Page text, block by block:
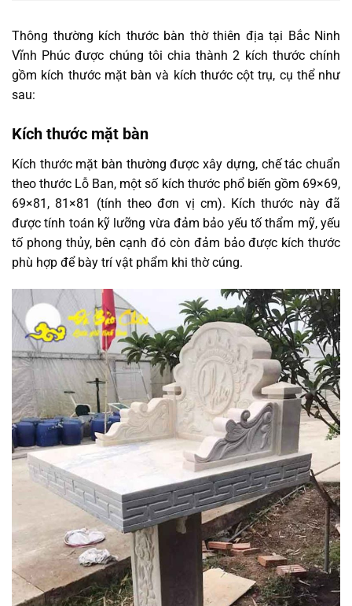
Thông thường kích thước bàn thờ thiên địa tại Bắc Ninh
Vĩnh Phúc được chúng tôi chia thành 2 kích thước chính
gồm kích thước mặt bàn và kích thước cột trụ, cụ thể như
sau:
Kích thước mặt bàn
Kích thước mặt bàn thường được xây dựng, chế tác chuẩn
theo thước Lỗ Ban, một số kích thước phổ biến gồm 69×69,
69×81, 81×81 (tính theo đơn vị cm). Kích thước này đã
được tính toán kỹ lưỡng vừa đảm bảo yếu tố thẩm mỹ, yếu
tố phong thủy, bên cạnh đó còn đảm bảo được kích thước
phù hợp để bày trí vật phẩm khi thờ cúng.